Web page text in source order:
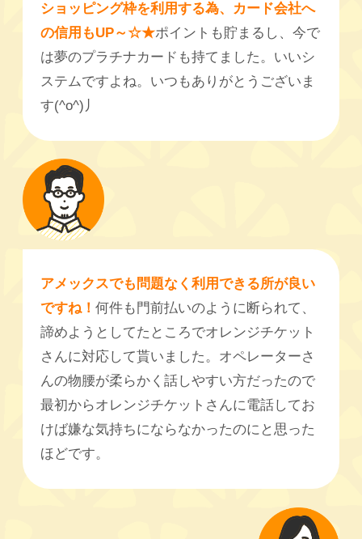
ショッピング枠を利用する為、カード会社へ
の信用もUP～☆★ポイントも貯まるし、今で
は夢のプラチナカードも持てました。いいシ
ステムですよね。いつもありがとうございま
す(^o^)丿
アメックスでも問題なく利用できる所が良い
ですね！何件も門前払いのように断られて、
諦めようとしてたところでオレンジチケット
さんに対応して貰いました。オペレーターさ
んの物腰が柔らかく話しやすい方だったので
最初からオレンジチケットさんに電話してお
けば嫌な気持ちにならなかったのにと思った
ほどです。